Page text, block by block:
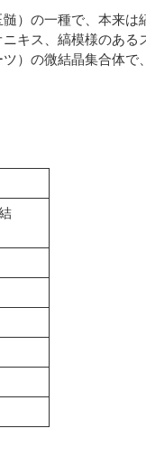
）の一種で、本来
キス、縞模様のあ
）の微結晶集合体